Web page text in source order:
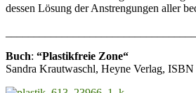
dessen Lösung der Anstrengungen aller
Buch: “Plastikfreie Zone“
Sandra Krautwaschl, Heyne Verlag,